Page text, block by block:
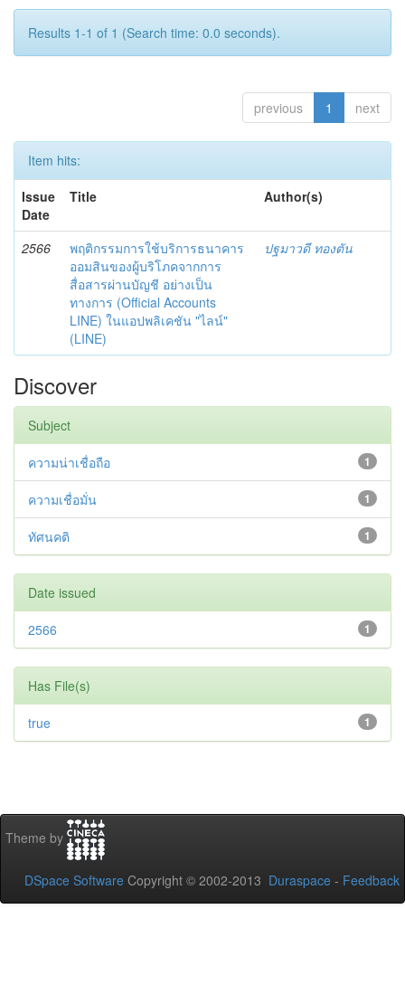
Results 1-1 of 1 (Search time: 0.0 seconds).
previous 1 next
Item hits:
Issue
Date
Title Author(s)
2566
พฤติกรรมการใช้บริการธนาคาร
ออมสินของผู้บริโภคจากการ
สื่อสารผ่านบัญชี อย่างเป็น
ทางการ (Official Accounts
LINE) ในแอปพลิเคชัน "ไลน์"
(LINE)
ปฐมาวดี ทองตัน
Discover
Subject
1
ความน่าเชื่อถือ
1
ความเชื่อมั่น
1
ทัศนคติ
Date issued
1
2566
Has File(s)
1
true
Theme by
DSpace Software Copyright © 2002-2013 Duraspace - Feedback